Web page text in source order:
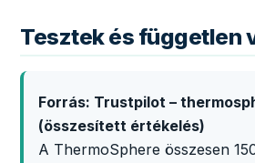
Tesztek és független
Forrás: Trustpilot –
(összesített értékelés)
A ThermoSphere összesen